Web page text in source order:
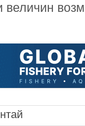
величин